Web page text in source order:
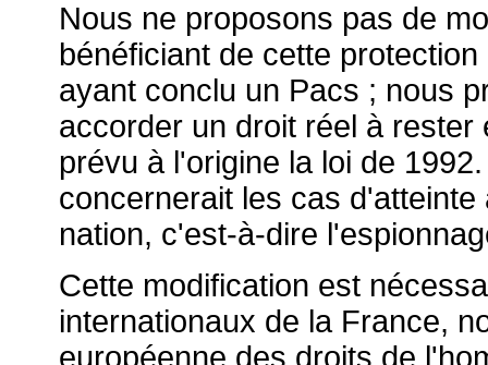
Nous ne proposons pas de
bénéficiant de cette
ayant conclu un Pacs ; nous
accorder un droit réel à
prévu à l'origine la loi de
concernerait les cas
nation, c'est-à-dire
Cette modification est
internationaux de la France,
européenne des droits de